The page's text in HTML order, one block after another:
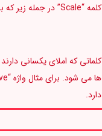
کلمه “Scale” در جمله زیر که با دو معنای متفاوت به کار گرفته شده است:
کلماتی که املای یکسانی
دارد.